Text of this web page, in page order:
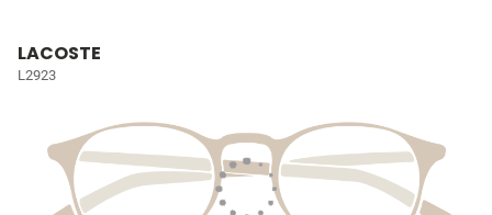
LACOSTE
L2923